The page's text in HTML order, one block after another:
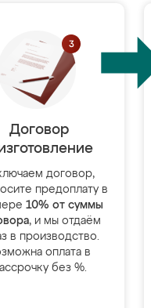
Договор
договор,
предоплату в
10% от суммы
, и мы отдаём
в производство.
оплата в
без %.